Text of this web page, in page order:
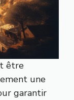
être
une
garantir